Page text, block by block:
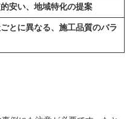
安い、地域特化の提案
とに異なる、施工品質のバラ